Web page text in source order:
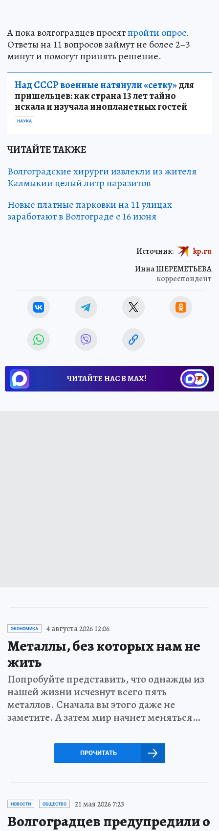
А пока волгоградцев просятпройти опрос.
Ответы на 11 вопросов займут не более 2–3
минут и помогут принять решение.
Над СССР военные натянули «сетку»для
пришельцев: как страна 13 лет тайно
искала и изучала инопланетных гостей
НАУКА
ЧИТАЙТЕ ТАКЖЕ
Волгоградские хирурги извлекли из жителя
Калмыкии целый литр паразитов
Новые платные парковки на 11 улицах
заработают в Волгограде с 16 июня
Инна ШЕРЕМЕТЬЕВА
корреспондент
Источник: kp.ru
ЧИТАЙТЕ НАС В МАХ!
ЭКОНОМИКА 4 августа 2026 12:06
Металлы, без которых нам не
жить
Попробуйте представить, что однажды из
нашей жизни исчезнут всего пять
металлов. Сначала вы этого даже не
заметите. А затем мир начнет меняться…
ПРОЧИТАТЬ
НОВОСТИ ОБЩЕСТВО 21 мая 2026 7:23
Волгоградцев предупредили о